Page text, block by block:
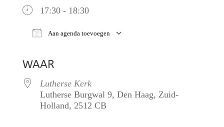
17:30 - 18:30
Aan agenda toevoegen
WAAR
Lutherse Kerk
Lutherse Burgwal 9, Den Haag, Zuid-
Holland, 2512 CB